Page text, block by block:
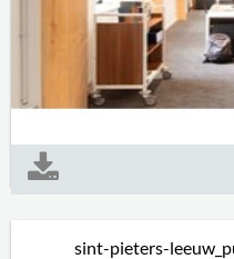
sint-pieters-